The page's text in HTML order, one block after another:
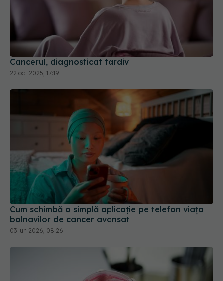
Cancerul, diagnosticat tardiv
22 oct 2025, 17:19
Cum schimbă o simplă aplicație pe telefon viața
bolnavilor de cancer avansat
03 iun 2026, 08:26